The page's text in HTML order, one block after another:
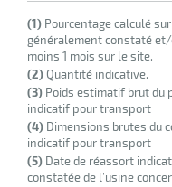
(1) Pourcentage calculé
généralement constaté
moins 1 mois sur le site.
(2)Quantité indicative.
(3) Poids estimatif brut du
indicatif pour transport
(4) Dimensions brutes du
indicatif pour transport
(5) Date de réassort
constatée de l’usine